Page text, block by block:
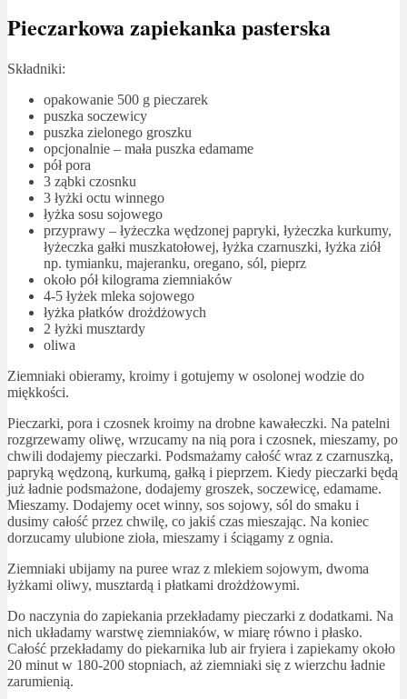
Pieczarkowa zapiekanka pasterska
Składniki:
opakowanie 500 g pieczarek
puszka soczewicy
puszka zielonego groszku
opcjonalnie – mała puszka edamame
pół pora
3 ząbki czosnku
3 łyżki octu winnego
łyżka sosu sojowego
przyprawy – łyżeczka wędzonej papryki, łyżeczka kurkumy,
łyżeczka gałki muszkatołowej, łyżka czarnuszki, łyżka ziół
np. tymianku, majeranku, oregano, sól, pieprz
około pół kilograma ziemniaków
4-5 łyżek mleka sojowego
łyżka płatków drożdżowych
2 łyżki musztardy
oliwa
Ziemniaki obieramy, kroimy i gotujemy w osolonej wodzie do
miękkości.
Pieczarki, pora i czosnek kroimy na drobne kawałeczki. Na patelni
rozgrzewamy oliwę, wrzucamy na nią pora i czosnek, mieszamy, po
chwili dodajemy pieczarki. Podsmażamy całość wraz z czarnuszką,
papryką wędzoną, kurkumą, gałką i pieprzem. Kiedy pieczarki będą
już ładnie podsmażone, dodajemy groszek, soczewicę, edamame.
Mieszamy. Dodajemy ocet winny, sos sojowy, sól do smaku i
dusimy całość przez chwilę, co jakiś czas mieszając. Na koniec
dorzucamy ulubione zioła, mieszamy i ściągamy z ognia.
Ziemniaki ubijamy na puree wraz z mlekiem sojowym, dwoma
łyżkami oliwy, musztardą i płatkami drożdżowymi.
Do naczynia do zapiekania przekładamy pieczarki z dodatkami. Na
nich układamy warstwę ziemniaków, w miarę równo i płasko.
Całość przekładamy do piekarnika lub air fryiera i zapiekamy około
20 minut w 180-200 stopniach, aż ziemniaki się z wierzchu ładnie
zarumienią.